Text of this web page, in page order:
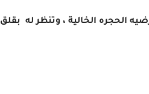
الحجره الخالية ، وتنظر له بقلق